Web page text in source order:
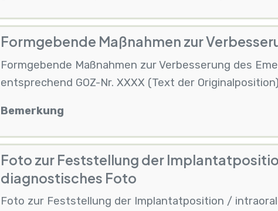
Formgebende Maßnahmen zur
Formgebende Maßnahmen zur Verbesserung des
entsprechend GOZ-Nr. XXXX (Text der Originalposition)
Bemerkung
Foto zur Feststellung der
diagnostisches Foto
Foto zur Feststellung der Implantatposition /